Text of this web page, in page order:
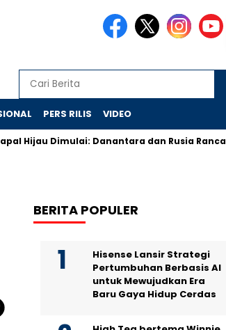
PERS RILIS VIDEO
Dimulai: Danantara dan Rusia Rancang
BERITA POPULER
Hisense Lansir Strategi
Pertumbuhan Berbasis AI
untuk Mewujudkan Era
Baru Gaya Hidup Cerdas